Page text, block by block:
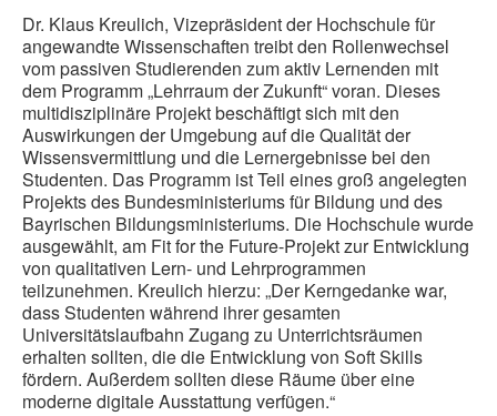
Dr. Klaus Kreulich, Vizepräsident der Hochschule für
angewandte Wissenschaften treibt den Rollenwechsel
vom passiven Studierenden zum aktiv Lernenden mit
dem Programm „Lehrraum der Zukunft“ voran. Dieses
multidisziplinäre Projekt beschäftigt sich mit den
Auswirkungen der Umgebung auf die Qualität der
Wissensvermittlung und die Lernergebnisse bei den
Studenten. Das Programm ist Teil eines groß angelegten
Projekts des Bundesministeriums für Bildung und des
Bayrischen Bildungsministeriums. Die Hochschule wurde
ausgewählt, am Fit for the Future-Projekt zur Entwicklung
von qualitativen Lern- und Lehrprogrammen
teilzunehmen. Kreulich hierzu: „Der Kerngedanke war,
dass Studenten während ihrer gesamten
Universitätslaufbahn Zugang zu Unterrichtsräumen
erhalten sollten, die die Entwicklung von Soft Skills
fördern. Außerdem sollten diese Räume über eine
moderne digitale Ausstattung verfügen.“